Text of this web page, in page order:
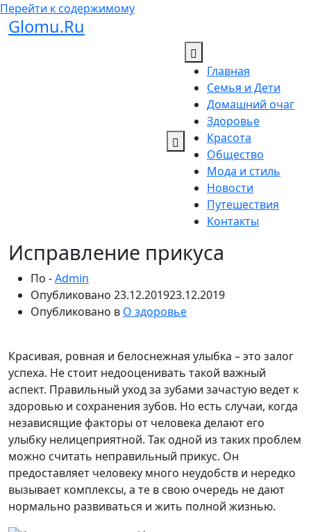
Перейти к содержимому
Glomu.Ru
Главная
Семья и Дети
Домашний очаг
Здоровье
Красота
Общество
Мода и стиль
Новости
Путешествия
Контакты
Исправление прикуса
По -Admin
Опубликовано 23.12.201923.12.2019
Опубликовано в О здоровье
Красивая, ровная и белоснежная улыбка – это залог
успеха. Не стоит недооценивать такой важный
аспект. Правильный уход за зубами зачастую ведет к
здоровью и сохранения зубов. Но есть случаи, когда
независящие факторы от человека делают его
улыбку нелицеприятной. Так одной из таких проблем
можно считать неправильный прикус. Он
предоставляет человеку много неудобств и нередко
вызывает комплексы, а те в свою очередь не дают
нормально развиваться и жить полной жизнью.